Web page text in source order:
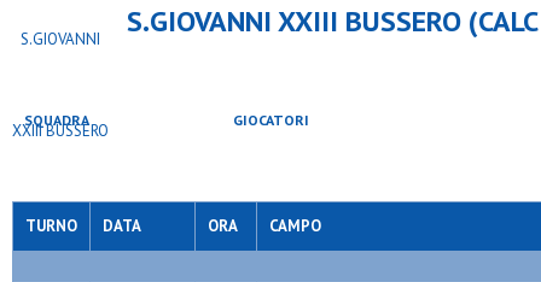
S.GIOVANNI XXIII BUSSERO
SQUADRA GIOCATORI
TURNO DATA ORA CAMPO